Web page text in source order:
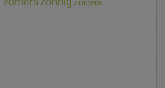
zuiders